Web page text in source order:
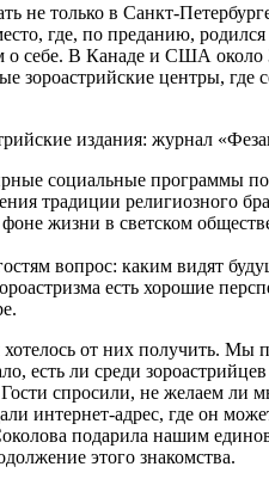
не только в Санкт-
где, по преданию,
о себе. В Канаде и США
зороастрийские центры,
издания: журнал
социальные программы
традиции религиозного
фоне жизни в светском
вопрос: каким видят
есть хорошие
от них получить.
есть ли среди
спросили, не желаем ли
интернет-адрес, где он
подарила нашим
этого знакомства.